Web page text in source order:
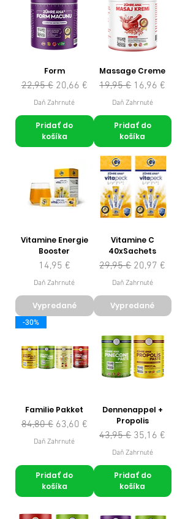
Form
Normálna cena
22,95 € Zľavnená cena
20,66 €
Daň Zahrnuté
Pridať do
košíka
Massage Creme
Normálna cena
19,95 € Zľavnená cena
16,96 €
Daň Zahrnuté
Pridať do
košíka
Vitamine Energie
Booster
Cena
14,95 €
Daň Zahrnuté
Vypredané
Vitamine C
40xSachets
Normálna cena
29,95 € Zľavnená cena
20,97 €
Daň Zahrnuté
Vypredané
-30%
Familie Pakket
Normálna cena
84,80 € Zľavnená cena
63,60 €
Daň Zahrnuté
Pridať do
košíka
Dennenappel +
Propolis
Normálna cena
43,95 € Zľavnená cena
35,16 €
Daň Zahrnuté
Pridať do
košíka